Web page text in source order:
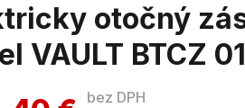
otočný
VAULT BTCZ
bez DPH